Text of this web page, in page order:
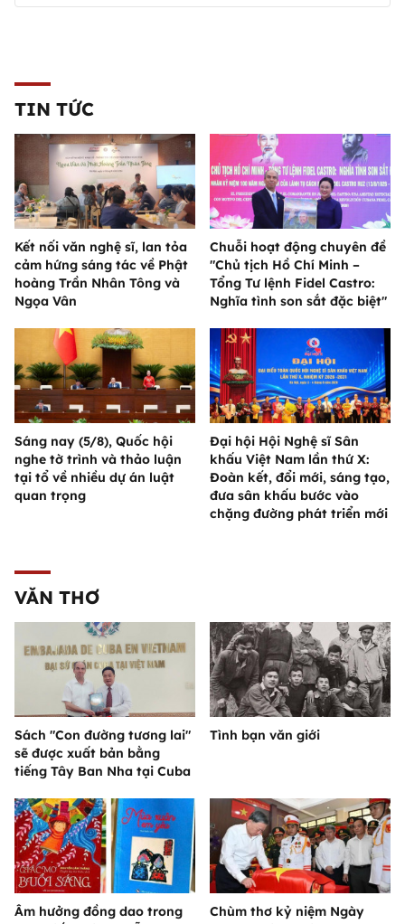
TIN TỨC
Kết nối văn nghệ sĩ, lan tỏa
cảm hứng sáng tác về Phật
hoàng Trần Nhân Tông và
Ngọa Vân
Chuỗi hoạt động chuyên đề
"Chủ tịch Hồ Chí Minh –
Tổng Tư lệnh Fidel Castro:
Nghĩa tình son sắt đặc biệt"
Sáng nay (5/8), Quốc hội
nghe tờ trình và thảo luận
tại tổ về nhiều dự án luật
quan trọng
Đại hội Hội Nghệ sĩ Sân
khấu Việt Nam lần thứ X:
Đoàn kết, đổi mới, sáng tạo,
đưa sân khấu bước vào
chặng đường phát triển mới
VĂN THƠ
Sách "Con đường tương lai"
sẽ được xuất bản bằng
tiếng Tây Ban Nha tại Cuba
Tình bạn văn giới
Âm hưởng đồng dao trong
Chùm thơ kỷ niệm Ngày